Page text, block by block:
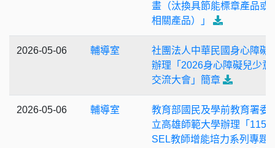
畫（汰換具節能標章產品或
相關產品）」
2026-05-06 輔導室
社團法人中華民國身心障礙
辦理「2026身心障礙兒少意
交流大會」簡章
2026-05-06 輔導室
教育部國民及學前教育署委
立高雄師範大學辦理「115
SEL教師增能培力系列專題